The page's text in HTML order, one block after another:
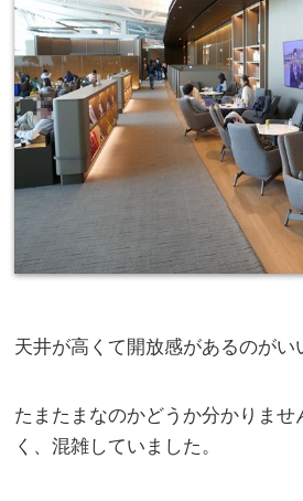
天井が高くて開放感があるのがい
たまたまなのかどうか分かりませ
く、混雑していました。